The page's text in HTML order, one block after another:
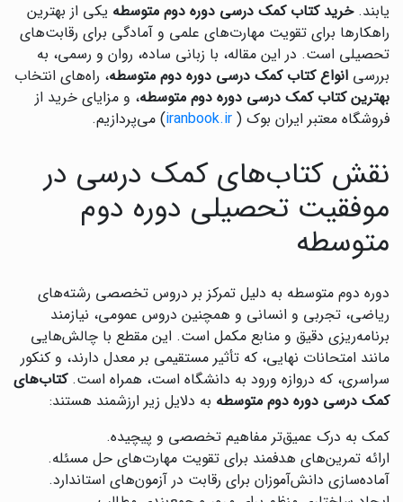
یابند.خرید کتاب کمک درسی دوره دوم متوسطه یکی از بهترین
راهکارها برای تقویت مهارت‌های علمی و آمادگی برای رقابت‌های
تحصیلی است. در این مقاله، با زبانی ساده، روان و رسمی، به
بررسی انواع کتاب کمک درسی دوره دوم متوسطه، راه‌های انتخاب
بهترین کتاب کمک درسی دوره دوم متوسطه، و مزایای خرید از
فروشگاه معتبر ایران بوک ( iranbook.ir) می‌پردازیم.
نقش کتاب‌های کمک درسی در
موفقیت تحصیلی دوره دوم
متوسطه
دوره دوم متوسطه به دلیل تمرکز بر دروس تخصصی رشته‌های
ریاضی، تجربی و انسانی و همچنین دروس عمومی، نیازمند
برنامه‌ریزی دقیق و منابع مکمل است. این مقطع با چالش‌هایی
مانند امتحانات نهایی، که تأثیر مستقیمی بر معدل دارند، و کنکور
سراسری، که دروازه ورود به دانشگاه است، همراه است.کتاب‌های
کمک درسی دوره دوم متوسطه به دلایل زیر ارزشمند هستند:
کمک به درک عمیق‌تر مفاهیم تخصصی و پیچیده.
ارائه تمرین‌های هدفمند برای تقویت مهارت‌های حل مسئله.
آماده‌سازی دانش‌آموزان برای رقابت در آزمون‌های استاندارد.